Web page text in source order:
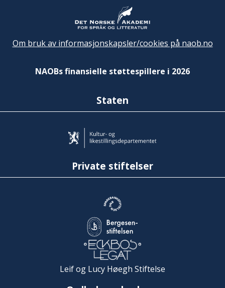
Om bruk av informasjonskapsler/cookies på naob.no
NAOBs finansielle støttespillere i 2026
Staten
Private stiftelser
Leif og Lucy Høegh Stiftelse